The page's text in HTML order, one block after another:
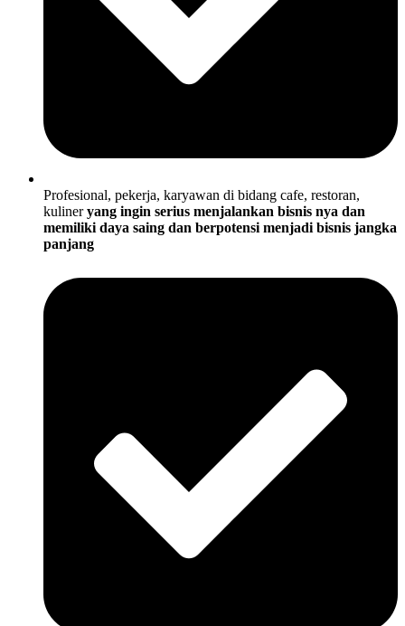
Profesional, pekerja, karyawan di bidang cafe, restoran,
kulineryang ingin serius menjalankan bisnis nya dan
memiliki daya saing dan berpotensi menjadi bisnis jangka
panjang